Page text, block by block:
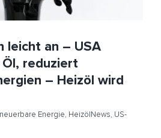
leicht an – USA
reduziert
– Heizöl wird
Energie, HeizölNews, US-